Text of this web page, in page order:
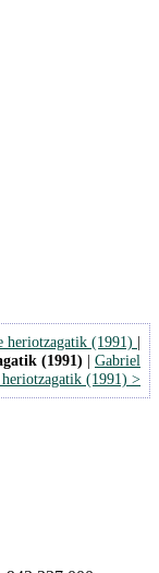
heriotzagatik (1991) |
(1991) | Gabriel
(1991) >